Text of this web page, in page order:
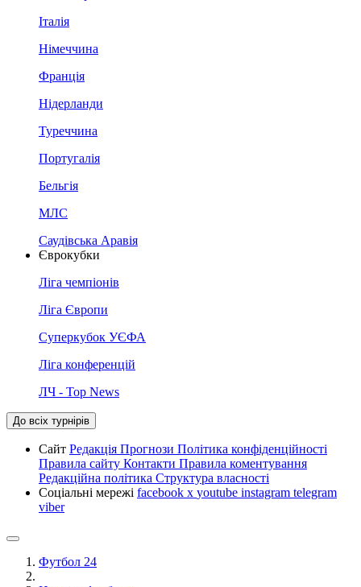
Італія
Німеччина
Франція
Нідерланди
Туреччина
Португалія
Бельгія
МЛС
Саудівська Аравія
Єврокубки
Ліга чемпіонів
Ліга Європи
Суперкубок УЄФА
Ліга конференцій
ЛЧ - Top News
До всіх турнірів
Сайт Редакція Прогнози Політика конфіденційності
Правила сайту Контакти Правила коментування
Редакційна політика Структура власності
Соціальні мережі facebook x youtube instagram telegram
viber
Футбол 24